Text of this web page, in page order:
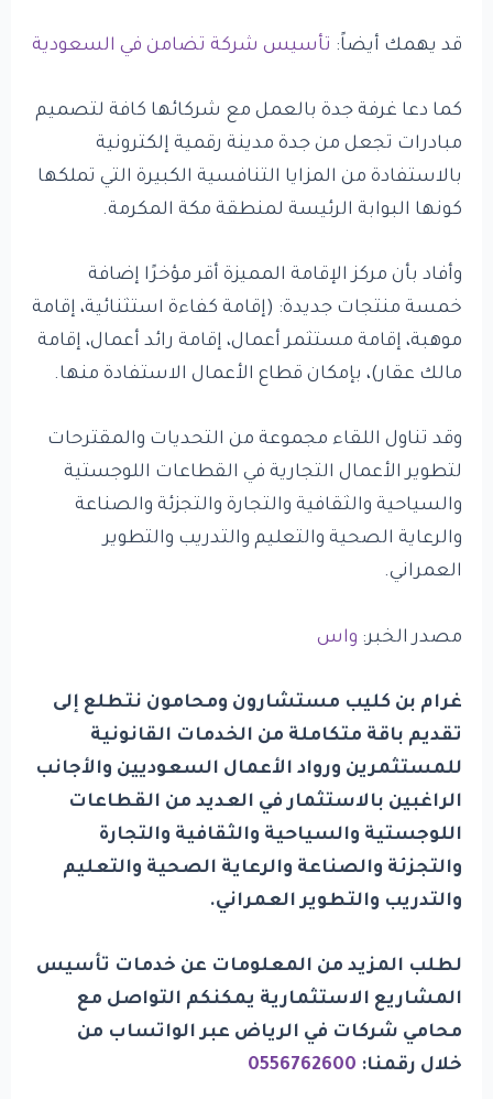
قد يهمك أيضاً: تأسيس شركة تضامن في السعودية
كما دعا غرفة جدة بالعمل مع شركائها كافة لتصميم
مبادرات تجعل من جدة مدينة رقمية إلكترونية
بالاستفادة من المزايا التنافسية الكبيرة التي تملكها
كونها البوابة الرئيسة لمنطقة مكة المكرمة.
وأفاد بأن مركز الإقامة المميزة أقر مؤخرًا إضافة
خمسة منتجات جديدة: (إقامة كفاءة استثنائية، إقامة
موهبة، إقامة مستثمر أعمال، إقامة رائد أعمال، إقامة
مالك عقار)، بإمكان قطاع الأعمال الاستفادة منها.
وقد تناول اللقاء مجموعة من التحديات والمقترحات
لتطوير الأعمال التجارية في القطاعات اللوجستية
والسياحية والثقافية والتجارة والتجزئة والصناعة
والرعاية الصحية والتعليم والتدريب والتطوير
العمراني.
مصدر الخبر: واس
غرام بن كليب مستشارون ومحامون نتطلع إلى
تقديم باقة متكاملة من الخدمات القانونية
للمستثمرين ورواد الأعمال السعوديين والأجانب
الراغبين بالاستثمار في العديد من القطاعات
اللوجستية والسياحية والثقافية والتجارة
والتجزئة والصناعة والرعاية الصحية والتعليم
والتدريب والتطوير العمراني.
لطلب المزيد من المعلومات عن خدمات تأسيس
المشاريع الاستثمارية يمكنكم التواصل مع
محامي شركات في الرياض عبر الواتساب من
خلال رقمنا: 0556762600